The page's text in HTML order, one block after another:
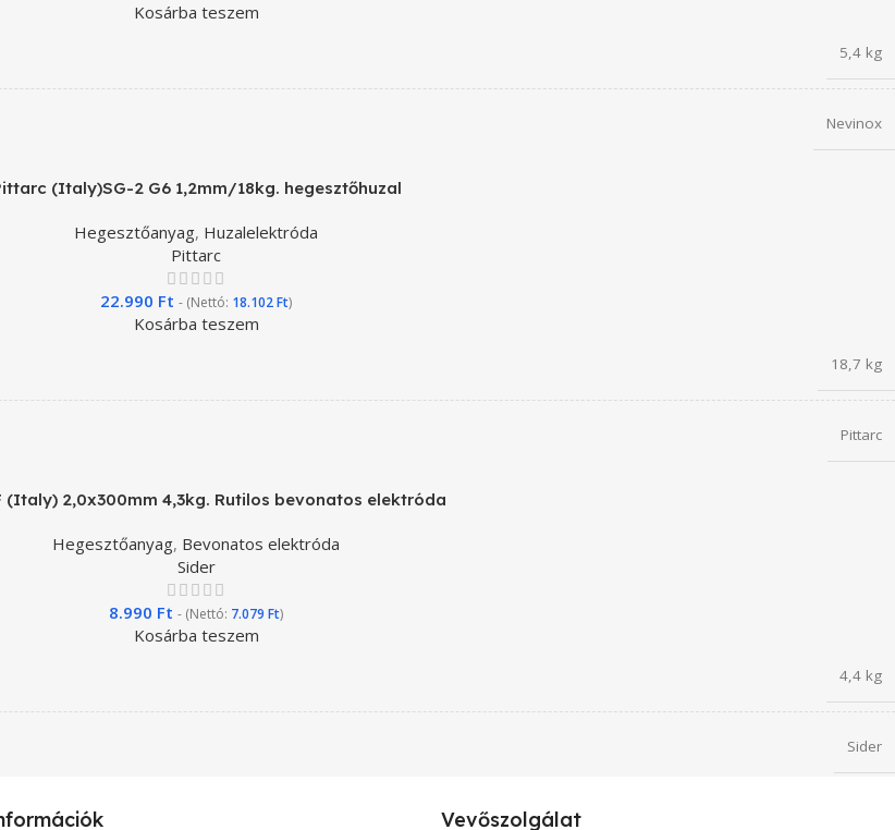
Kosárba teszem
5,4 kg
Nevinox
(Italy)SG-2 G6 1,2mm/18kg. hegesztőhuzal
Hegesztőanyag, Huzalelektróda
Pittarc
22.990 Ft - (Nettó: 18.102Ft)
Kosárba teszem
18,7 kg
Pittarc
(Italy) 2,0x300mm 4,3kg. Rutilos bevonatos elektróda
Hegesztőanyag, Bevonatos elektróda
Sider
8.990 Ft - (Nettó: 7.079 Ft)
Kosárba teszem
4,4 kg
Sider
Vevőszolgálat